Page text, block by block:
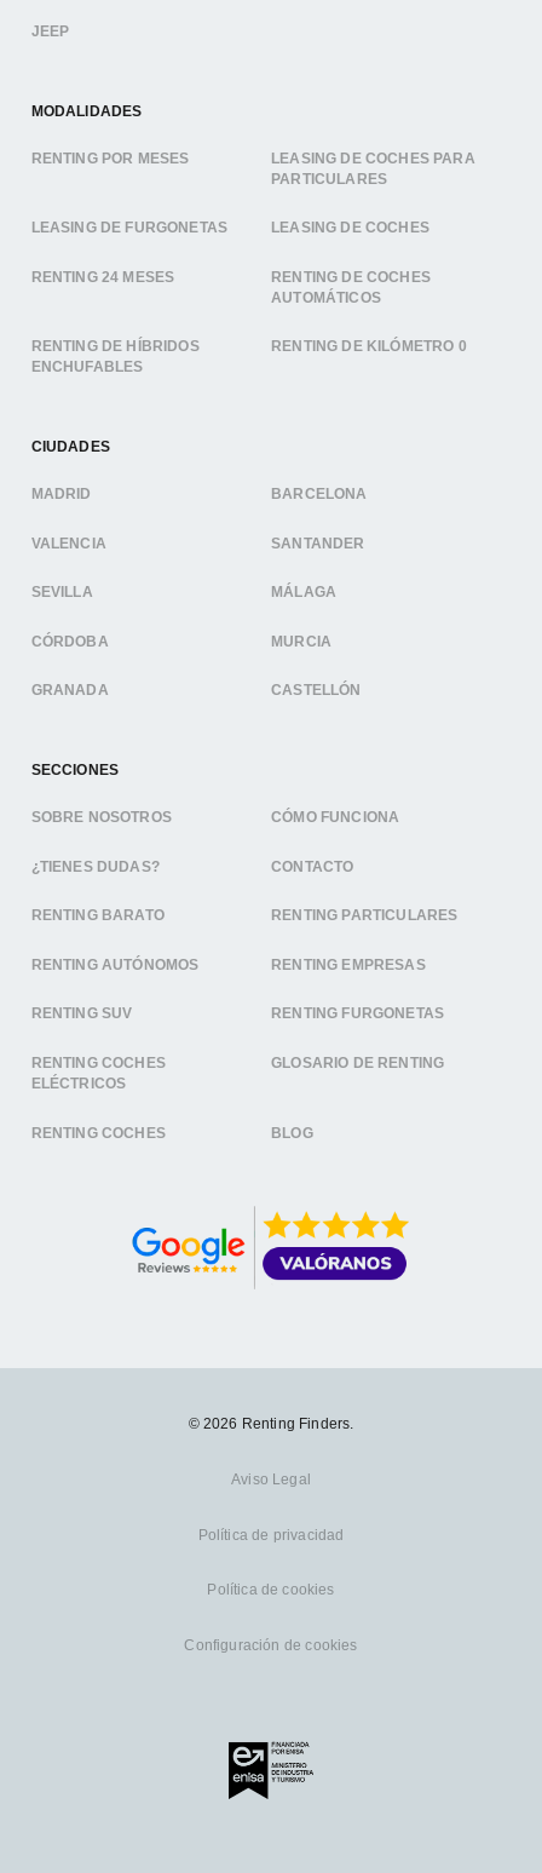
JEEP
MODALIDADES
RENTING POR MESES
LEASING DE COCHES PARA
PARTICULARES
LEASING DE FURGONETAS LEASING DE COCHES
RENTING 24 MESES
RENTING DE COCHES
AUTOMÁTICOS
RENTING DE HÍBRIDOS
ENCHUFABLES
RENTING DE KILÓMETRO 0
CIUDADES
MADRID BARCELONA
VALENCIA SANTANDER
SEVILLA MÁLAGA
CÓRDOBA MURCIA
GRANADA CASTELLÓN
SECCIONES
SOBRE NOSOTROS CÓMO FUNCIONA
¿TIENES DUDAS? CONTACTO
RENTING BARATO RENTING PARTICULARES
RENTING AUTÓNOMOS RENTING EMPRESAS
RENTING SUV RENTING FURGONETAS
RENTING COCHES
ELÉCTRICOS
GLOSARIO DE RENTING
RENTING COCHES BLOG
© 2026 Renting Finders.
Aviso Legal
Política de privacidad
Política de cookies
Configuración de cookies